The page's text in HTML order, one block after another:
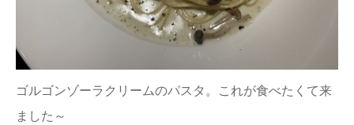
ゴルゴンゾーラクリームのパスタ。これが食べたくて来
ました～